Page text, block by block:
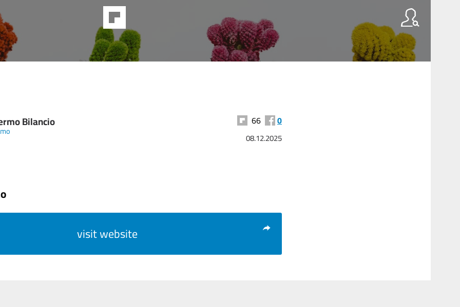
Bilancio 66 0
08.12.2025
visit website